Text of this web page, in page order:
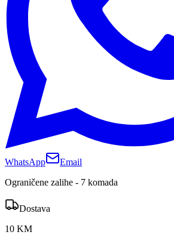
WhatsApp
Email
Ograničene zalihe - 7 komada
Dostava
10 KM